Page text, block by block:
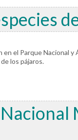
el Parque Nacional
los pájaros.